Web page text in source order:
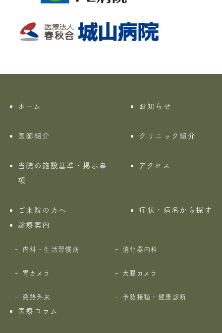
ホーム お知らせ
医師紹介 クリニック紹介
当院の施設基準・掲示事
項
アクセス
ご来院の方へ
症状・病名から探す
診療案内
内科・生活習慣病 消化器内科
胃カメラ 大腸カメラ
発熱外来 予防接種・健康診断
医療コラム